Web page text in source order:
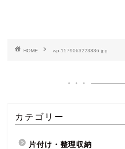
HOME wp-1579063223836.jpg
カテゴリー
片付け・整理収納